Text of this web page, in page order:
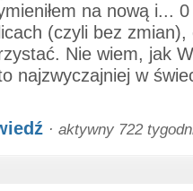
na nową i... 0
(czyli bez
Nie wiem, jak
najzwyczajniej w
· aktywny 722